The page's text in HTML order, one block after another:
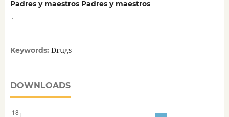
Padres y maestros Padres y maestros
Keywords: Drugs
DOWNLOADS